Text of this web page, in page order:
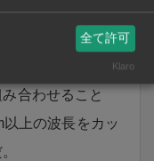
て
に持つエキシマ
合わせること
上の波長をカッ
全て許可
Klaro